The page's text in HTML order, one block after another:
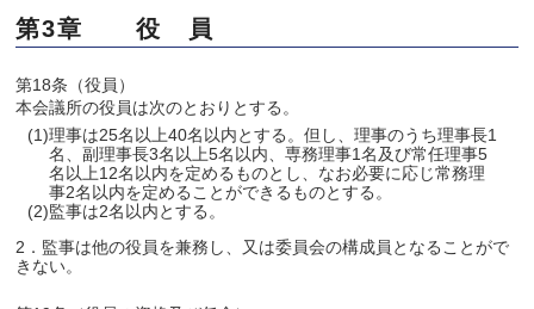
第3章 役 員
第18条（役員）
本会議所の役員は次のとおりとする。
(1)理事は25名以上40名以内とする。但し、理事のうち理事長1
名、副理事長3名以上5名以内、専務理事1名及び常任理事5
名以上12名以内を定めるものとし、なお必要に応じ常務理
事2名以内を定めることができるものとする。
(2)監事は2名以内とする。
2．監事は他の役員を兼務し、又は委員会の構成員となることがで
きない。